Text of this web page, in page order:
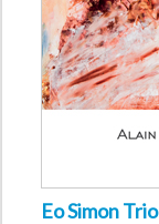
Eo Simon Trio